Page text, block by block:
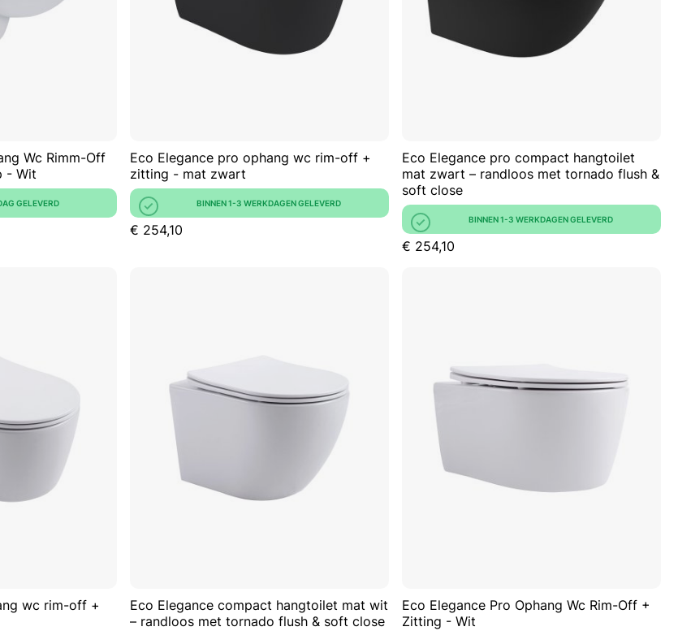
Wc Rimm-Off
- Wit
GELEVERD
Eco Elegance pro ophang wc rim-off +
zitting - mat zwart
BINNEN 1-3 WERKDAGEN GELEVERD
€ 254,10
Eco Elegance pro compact hangtoilet
mat zwart – randloos met tornado flush &
soft close
BINNEN 1-3 WERKDAGEN GELEVERD
€ 254,10
AAN
VERLANGLIJST
OM
TE
VERGELIJKEN
wc rim-off +
VERLANGLIJST
TE
Eco Elegance compact hangtoilet mat wit
– randloos met tornado flush & soft close
AAN
OM
Eco Elegance Pro Ophang Wc Rim-Off +
Zitting - Wit